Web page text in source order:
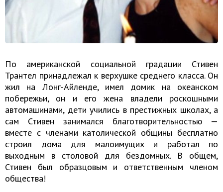
По американской социальной градации Стивен
Трантел принадлежал к верхушке среднего класса. Он
жил на Лонг-Айленде, имел домик на океанском
побережьи, он и его жена владели роскошными
автомашинами, дети учились в престижных школах, а
сам Стивен занимался благотворительностью —
вместе с членами католической общины бесплатно
строил дома для малоимущих и работал по
выходным в столовой для бездомных. В общем,
Стивен был образцовым и ответственным членом
общества!